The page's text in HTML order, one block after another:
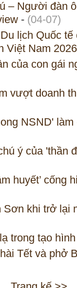
– Người đàn
- (04-07)
lịch Quốc
Việt Nam
của con gái
vượt doanh
NSND'
ý của 'thần
huyết’ cống
khi trở lại
trong tạo
Tết và phở